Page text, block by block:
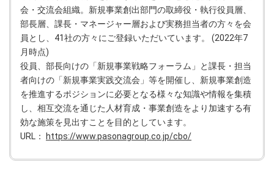
会・交流会組織。新規事業創出部門の取締役・執行役員層、
部長層、課長・マネージャー層および実務担当者の方々を会
員とし、41社の方々にご登録いただいています。 (2022年7
月時点)
役員、部長向けの「新規事業戦略フォーラム」と課長・担当
者向けの「新規事業実践交流会」等を開催し、新規事業創造
を推進するポジションに必要となる様々な知識や情報を集積
し、相互交流を通じた人材育成・事業創造をより加速する有
効な施策を見出すことを目的としています。
URL：
https://www.pasonagroup.co.jp/cbo/